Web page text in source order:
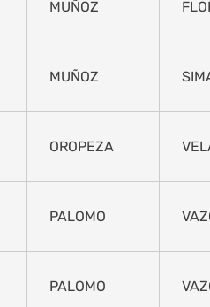
MUÑOZ
MUÑOZ
OROPEZA
PALOMO
PALOMO